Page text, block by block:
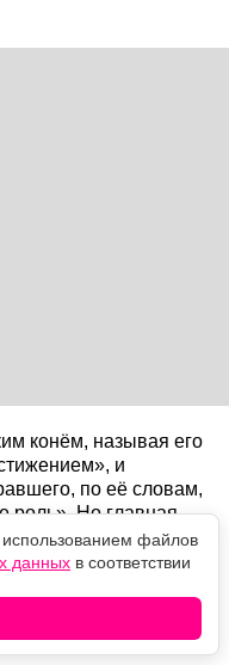
конём, называя его
и
по её словам,
роль». Но главная
так
что фильм в итоге
использованием файлов
данных в соответствии